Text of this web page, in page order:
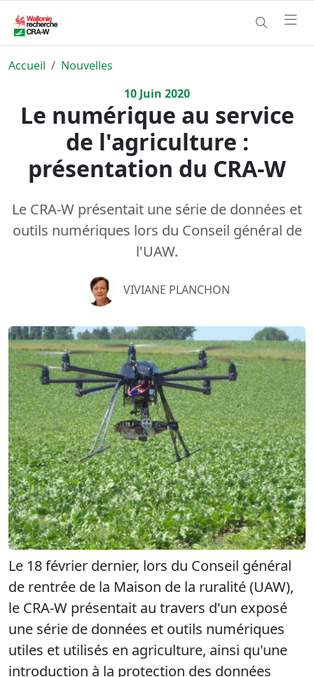
Accueil
Nouvelles
10 Juin 2020
Le numérique au service
de l'agriculture :
présentation du CRA-W
Le CRA-W présentait une série de données et
outils numériques lors du Conseil général de
l'UAW.
VIVIANE PLANCHON
Le 18 février dernier, lors du Conseil général
de rentrée de la Maison de la ruralité (UAW),
le CRA-W présentait au travers d'un exposé
une série de données et outils numériques
utiles et utilisés en agriculture, ainsi qu'une
introduction à la protection des données